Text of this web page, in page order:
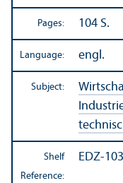
Pages: 104 S.
Language: engl.
Subject:
Shelf
Reference:
EDZ-